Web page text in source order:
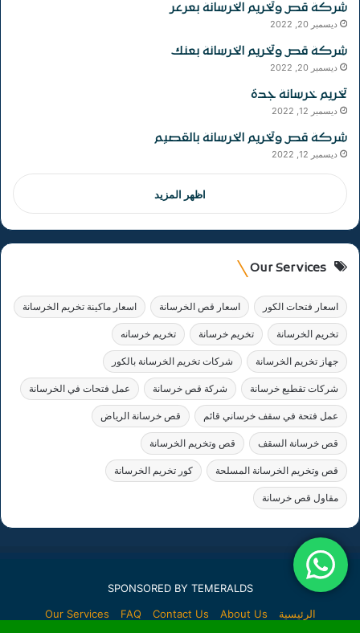
شركة قص وتخريم الخرسانة بعرعر
ديسمبر 20, 2022
شركة قص وتخريم الخرسانة بعنك
ديسمبر 20, 2022
تخريم خرسانة جدة
ديسمبر 12, 2022
شركة قص وتخريم الخرسانة بالقصيم
ديسمبر 12, 2022
اظهر المزيد
Our Services
اسعار فتحات الكور اسعار قص الخرسانة اسعار ماكينة تخريم الخرسانة
تخريم الخرسانة تخريم خرسانة تخريم خرسانه
جهاز تخريم الخرسانة شركات تخريم الخرسانة بالكور
شركات تقطيع خرسانة شركة قص خرسانة عمل فتحات في الخرسانة
عمل فتحة في سقف خرساني قائم قص خرسانة الرياض
قص خرسانة السقف قص وتخريم الخرسانة
قص وتخريم الخرسانة المسلحة كور تخريم الخرسانة
مقاول قص خرسانة
SPONSORED BY TEMERALDS
الرئيسية
About Us
Contact Us
FAQ
Our Services